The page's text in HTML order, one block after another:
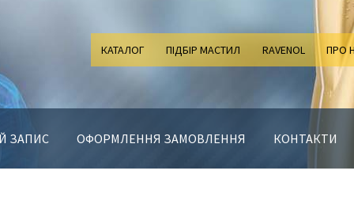
КАТАЛОГ ПІДБІР МАСТИЛ RAVENOL ПРО
ЗАПИС ОФОРМЛЕННЯ ЗАМОВЛЕННЯ КОНТАКТИ